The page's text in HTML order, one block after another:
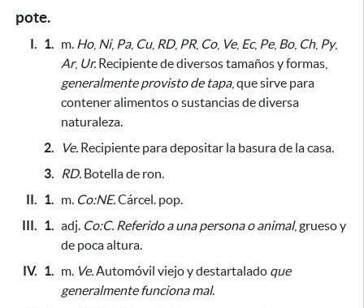
pote.
I. 1. m. Ho, Ni, Pa, Cu, RD, PR, Co, Ve, Ec, Pe, Bo, Ch, Py,
Ar, Ur. Recipiente de diversos tamaños y formas,
generalmente provisto de tapa, que sirve para
contener alimentos o sustancias de diversa
naturaleza.
2.
Ve. Recipiente para depositar la basura de la casa.
3.
RD. Botella de ron.
II. 1. m. Co:NE.Cárcel. pop.
III. 1. adj. Co:C. Referido a una persona o animal, grueso y
de poca altura.
IV. 1. m. Ve.Automóvil viejo y destartalado que
generalmente funciona mal.